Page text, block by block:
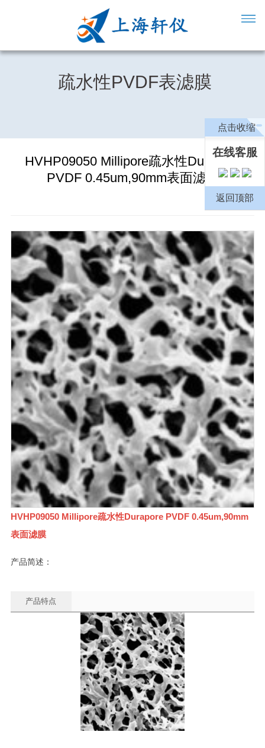
疏水性PVDF表滤膜
HVHP09050 Millipore疏水性Durapore
PVDF 0.45um,90mm表面滤膜
HVHP09050 Millipore疏水性Durapore PVDF 0.45um,90mm
表面滤膜
产品简述：
产品特点
点击收缩
在线客服
返回顶部